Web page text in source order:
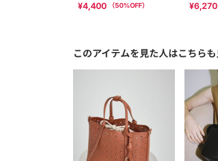
¥4,400 （50%OFF） ¥6,270